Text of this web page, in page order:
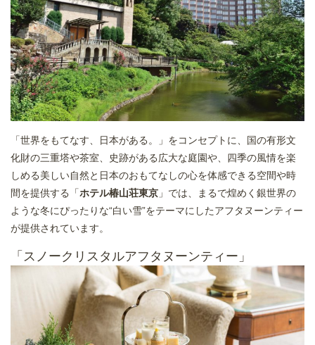
「世界をもてなす、日本がある。」をコンセプトに、国の有形文
化財の三重塔や茶室、史跡がある広大な庭園や、四季の風情を楽
しめる美しい自然と日本のおもてなしの心を体感できる空間や時
間を提供する「ホテル椿山荘東京 」では、まるで煌めく銀世界の
ような冬にぴったりな“白い雪”をテーマにしたアフタヌーンティー
が提供されています。
「スノークリスタルアフタヌーンティー」